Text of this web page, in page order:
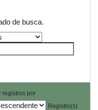
de busca.
registros por
Registro(s)